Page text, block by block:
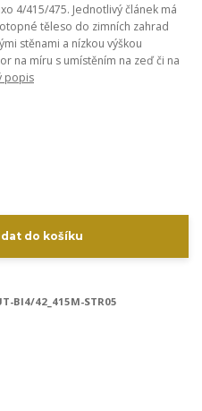
4/415/475. Jednotlivý článek má
těleso do zimních zahrad
stěnami a nízkou výškou
na míru s umístěním na zeď či na
popis
do košíku
BI4/42_415M-STR05